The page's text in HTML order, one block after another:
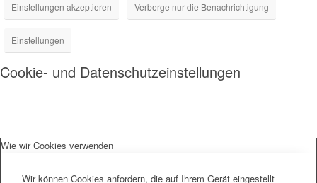
Einstellungen akzeptieren Verberge nur die Benachrichtigung
Einstellungen
Cookie- und Datenschutzeinstellungen
Wie wir Cookies verwenden
Wir können Cookies anfordern, die auf Ihrem Gerät eingestellt